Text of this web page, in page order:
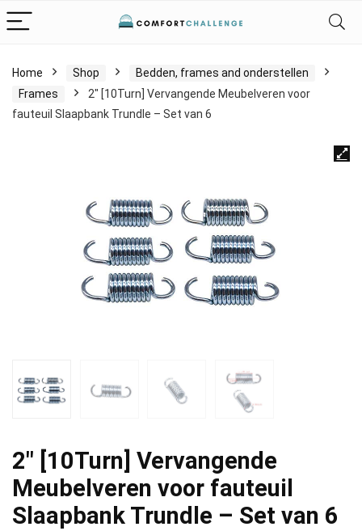
Home Shop
Bedden, frames and onderstellen
Frames
2″ [10Turn] Vervangende Meubelveren voor
fauteuil Slaapbank Trundle – Set van 6
2″ [10Turn] Vervangende
Meubelveren voor fauteuil
Slaapbank Trundle – Set van 6